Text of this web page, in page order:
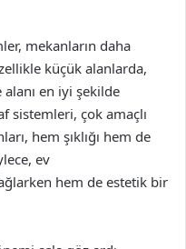
mekanların daha
küçük alanlarda,
alanı en iyi şekilde
sistemleri, çok amaçlı
hem şıklığı hem de
ev
hem de estetik bir